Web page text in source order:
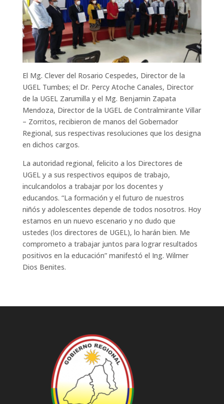
El Mg. Clever del Rosario Cespedes, Director de la
UGEL Tumbes; el Dr. Percy Atoche Canales, Director
de la UGEL Zarumilla y el Mg. Benjamin Zapata
Mendoza, Director de la UGEL de Contralmirante Villar
– Zorritos, recibieron de manos del Gobernador
Regional, sus respectivas resoluciones que los designa
en dichos cargos.
La autoridad regional, felicito a los Directores de
UGEL y a sus respectivos equipos de trabajo,
inculcandolos a trabajar por los docentes y
educandos. “La formación y el futuro de nuestros
niñós y adolescentes depende de todos nosotros. Hoy
estamos en un nuevo escenario y no dudo que
ustedes (los directores de UGEL), lo harán bien. Me
comprometo a trabajar juntos para lograr resultados
positivos en la educación” manifestó el Ing. Wilmer
Dios Benites.